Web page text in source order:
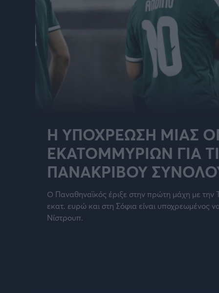
Η ΥΠΟΧΡΈΩΣΗ ΜΊΑΣ
ΕΚΑΤΟΜΜΥΡΊΩΝ ΓΙΑ
ΠΑΝΆΚΡΙΒΟΥ
Ο Παναθηναϊκός έριξε στην πρώτη μάχη με
εκατ. ευρώ και στη Σόφια είναι υποχρεωμένος
Νίστρουπ.